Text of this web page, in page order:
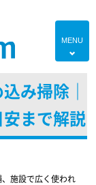
MENU
4
み掃除｜
まで解説
施設で広く使われ